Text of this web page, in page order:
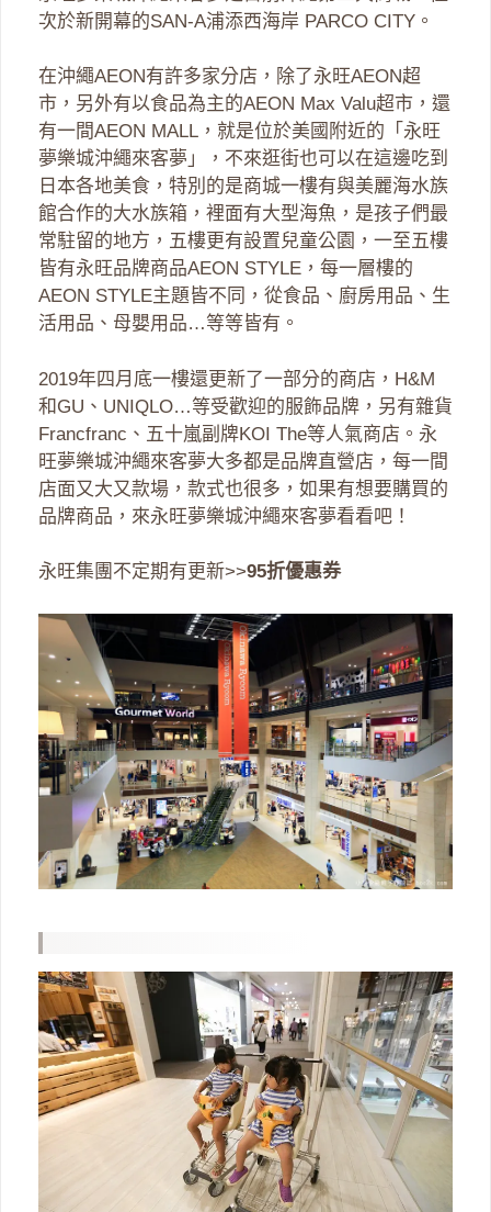
次於新開幕的SAN-A浦添西海岸 PARCO CITY。
在沖繩AEON有許多家分店，除了永旺AEON超
市，另外有以食品為主的AEON Max Valu超市，還
有一間AEON MALL，就是位於美國附近的「永旺
夢樂城沖繩來客夢」，不來逛街也可以在這邊吃到
日本各地美食，特別的是商城一樓有與美麗海水族
館合作的大水族箱，裡面有大型海魚，是孩子們最
常駐留的地方，五樓更有設置兒童公園，一至五樓
皆有永旺品牌商品AEON STYLE，每一層樓的
AEON STYLE主題皆不同，從食品、廚房用品、生
活用品、母嬰用品…等等皆有。
2019年四月底一樓還更新了一部分的商店，H&M
和GU、UNIQLO…等受歡迎的服飾品牌，另有雜貨
Francfranc、五十嵐副牌KOI The等人氣商店。永
旺夢樂城沖繩來客夢大多都是品牌直營店，每一間
店面又大又款場，款式也很多，如果有想要購買的
品牌商品，來永旺夢樂城沖繩來客夢看看吧！
永旺集團不定期有更新>>95折優惠券